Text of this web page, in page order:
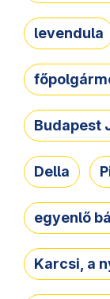
levendula
Budapest
Della
egyenlő
Karcsi, a